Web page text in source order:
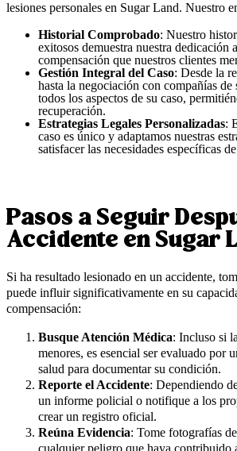
lesiones personales en Sugar Land. Nuestro
Historial Comprobado: Nuestro
exitosos demuestra nuestra dedicación
compensación que nuestros clientes
Gestión Integral del Caso: Desde la
hasta la negociación con compañías de
todos los aspectos de su caso,
recuperación.
Estrategias Legales Personalizadas:
caso es único y adaptamos nuestras
satisfacer las necesidades específicas
Pasos a Seguir
Accidente en Sugar
Si ha resultado lesionado en un accidente,
puede influir significativamente en su
compensación:
Busque Atención Médica: Incluso si
menores, es esencial ser evaluado por
salud para documentar su condición.
Reporte el Accidente: Dependiendo
un informe policial o notifique a los
crear un registro oficial.
Reúna Evidencia: Tome fotografías